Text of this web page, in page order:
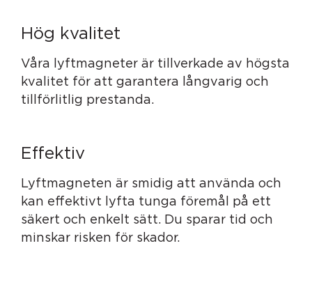
Hög kvalitet
Våra lyftmagneter är tillverkade av högsta
kvalitet för att garantera långvarig och
tillförlitlig prestanda.
Effektiv
Lyftmagneten är smidig att använda och
kan effektivt lyfta tunga föremål på ett
säkert och enkelt sätt. Du sparar tid och
minskar risken för skador.